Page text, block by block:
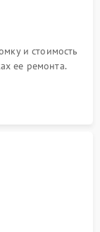
и стоимость
ее ремонта.